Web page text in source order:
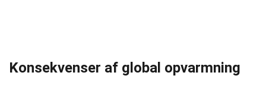
Konsekvenser af global opvarmning